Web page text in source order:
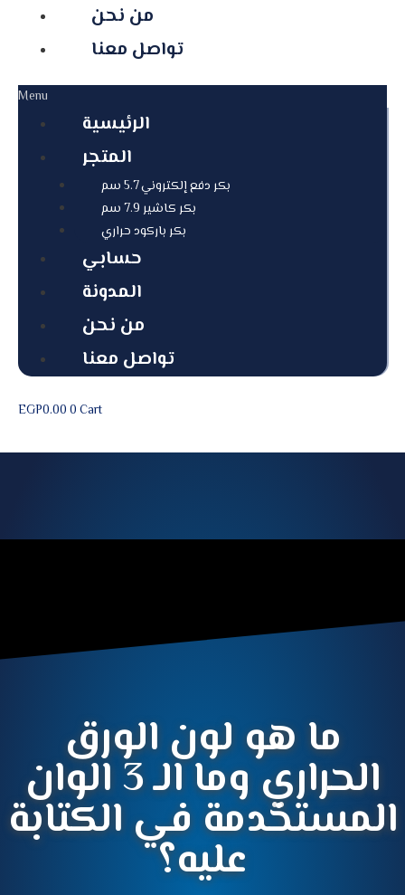
من نحن
تواصل معنا
Menu
الرئيسية
المتجر
بكر دفع إلكتروني 5.7 سم
بكر كاشير 7.9 سم
بكر باركود حراري
حسابي
المدونة
من نحن
تواصل معنا
EGP0.000Cart
ما هو لون الورق
الحراري وما الـ 3 الوان
المستخدمة في الكتابة
عليه؟